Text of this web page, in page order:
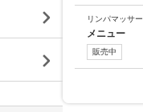
リンパマッサ
メニュー
販売中